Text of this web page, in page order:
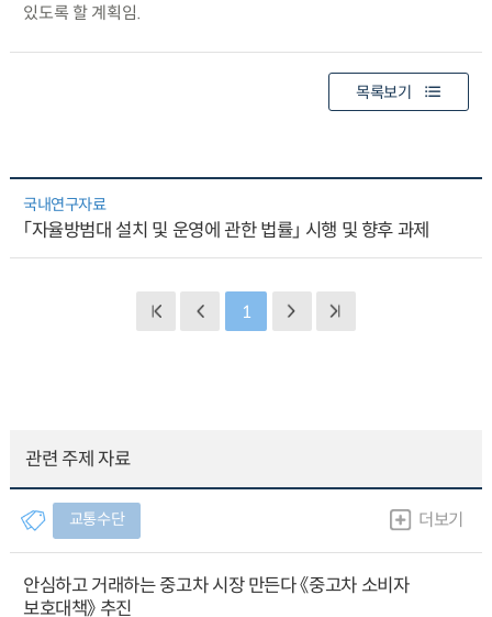
있도록 할 계획임.
목록보기
국내연구자료
「자율방범대 설치 및 운영에 관한 법률」 시행 및 향후 과제
1
관련 주제 자료
교통수단 더보기
안심하고 거래하는 중고차 시장 만든다 《중고차 소비자
보호대책》 추진